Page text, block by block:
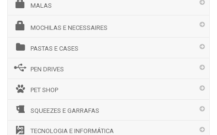
MALAS
MOCHILAS E NECESSAIRES
PASTAS E CASES
PEN DRIVES
PET SHOP
SQUEEZES E GARRAFAS
TECNOLOGIA E INFORMÁTICA